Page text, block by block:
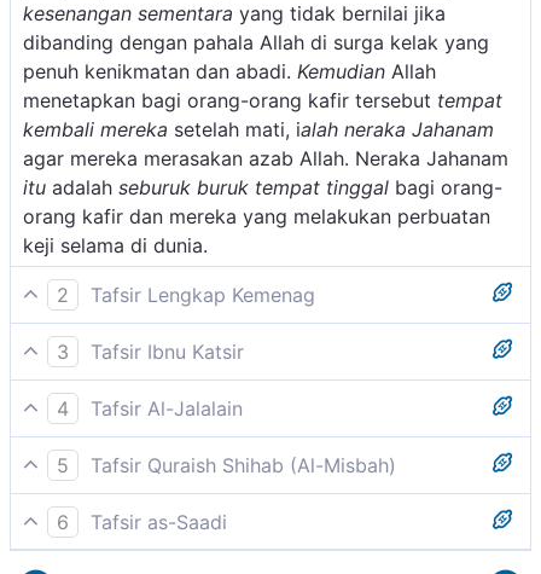
kesenangan sementara yang tidak bernilai jika
dibanding dengan pahala Allah di surga kelak yang
penuh kenikmatan dan abadi. Kemudian Allah
menetapkan bagi orang-orang kafir tersebut tempat
kembali mereka setelah mati, ialah neraka Jahanam
agar mereka merasakan azab Allah. Neraka Jahanam
itu adalah seburuk buruk tempat tinggal bagi orang-
orang kafir dan mereka yang melakukan perbuatan
keji selama di dunia.
2
Tafsir Lengkap Kemenag
Orang mukmin tidak perlu cemas, tidak perlu berkecil
hati melihat kemewahan yang diperoleh orang kafir,
musuh Tuhan itu, karena yang demikian adalah
kesenangan yang tidak banyak berarti dibanding
dengan pahala dan kesenangan yang disediakan
untuk orang mukmin di akhirat nanti. Nabi Muhammad
bersabda:
"Perbandingan hidup di dunia dengan hidup di akhirat
3
Tafsir Ibnu Katsir
Allah Swt. berfirman bahwa janganlah kamu
memandang kepada keadaan orang-orang kafir yang
serba mewah, bergelimangan di dalam kenikmatan
dan kekayaan serta kegembiraan. Karena tidak lama
kemudian hal itu pasti lenyap semuanya dari mereka,
kemudian mereka disandera oleh amal perbuatan
4
Tafsir Al-Jalalain
(Itu hanyalah kesenangan sementara) yang mereka
nikmati di dunia dalam waktu singkat kemudian akan
lenyap (kemudian tempat tinggal mereka ialah neraka
Jahanam dan itulah tempat yang seburuk-buruknya.)
5
Tafsir Quraish Shihab (Al-Misbah)
Semua itu adalah kesenangan sekejap yang akan
hilang. Setiap yang hilang itu sedikit. Tempat kembali
6
Tafsir as-Saadi